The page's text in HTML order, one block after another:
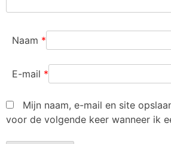
Naam *
E-mail *
Mijn naam, e-mail en site
voor de volgende keer wanneer ik